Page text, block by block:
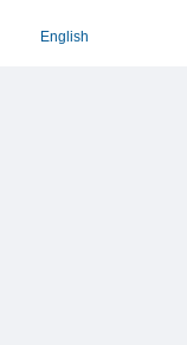
English